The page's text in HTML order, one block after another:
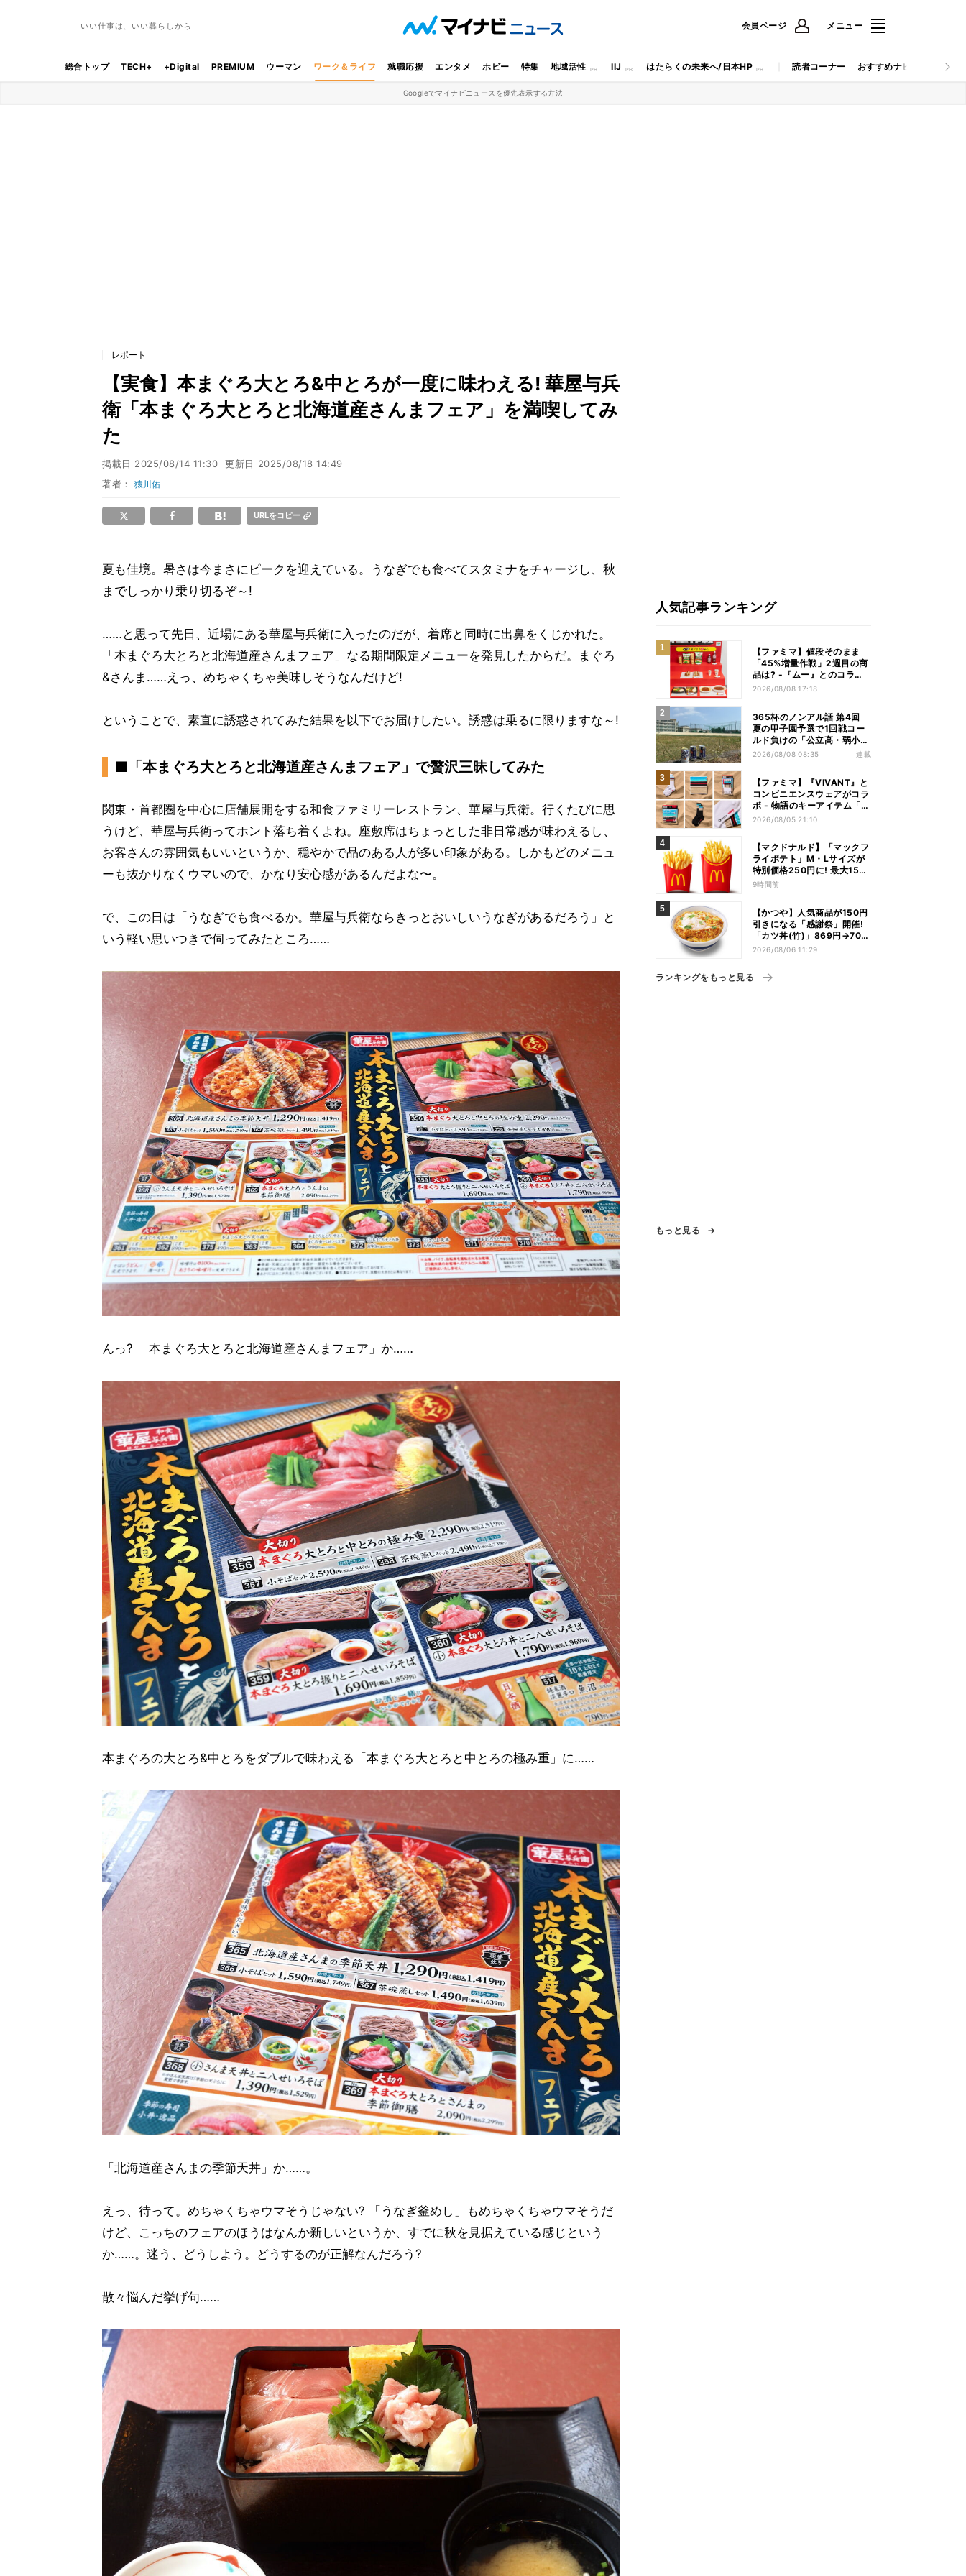
いい仕事は、いい暮らしから 会員ページ メニュー
総合トップ TECH+ +Digital PREMIUM ウーマン ワーク＆ライフ 就職応援 エンタメ ホビー 特集 地域活性 IIJ はたらくの未来へ/日本HP 読者コーナー おすすめナビ マイナビ
Googleでマイナビニュースを優先表示する方法
レポート
【実食】本まぐろ大とろ&中とろが一度に味わえる! 華屋与兵
衛「本まぐろ大とろと北海道産さんまフェア」を満喫してみ
た
掲載日 2025/08/14 11:30 更新日 2025/08/18 14:49
著者：猿川佑
URLをコピー
夏も佳境。暑さは今まさにピークを迎えている。うなぎでも食べてスタミナをチャージし、秋
までしっかり乗り切るぞ～!
……と思って先日、近場にある華屋与兵衛に入ったのだが、着席と同時に出鼻をくじかれた。
「本まぐろ大とろと北海道産さんまフェア」なる期間限定メニューを発見したからだ。まぐろ
&さんま……えっ、めちゃくちゃ美味しそうなんだけど!
ということで、素直に誘惑されてみた結果を以下でお届けしたい。誘惑は乗るに限りますな～!
■「本まぐろ大とろと北海道産さんまフェア」で贅沢三昧してみた
関東・首都圏を中心に店舗展開をする和食ファミリーレストラン、華屋与兵衛。行くたびに思
うけど、華屋与兵衛ってホント落ち着くよね。座敷席はちょっとした非日常感が味わえるし、
お客さんの雰囲気もいいというか、穏やかで品のある人が多い印象がある。しかもどのメニュ
ーも抜かりなくウマいので、かなり安心感があるんだよな〜。
で、この日は「うなぎでも食べるか。華屋与兵衛ならきっとおいしいうなぎがあるだろう」と
いう軽い思いつきで伺ってみたところ……
んっ? 「本まぐろ大とろと北海道産さんまフェア」か……
本まぐろの大とろ&中とろをダブルで味わえる「本まぐろ大とろと中とろの極み重」に……
「北海道産さんまの季節天丼」か……。
えっ、待って。めちゃくちゃウマそうじゃない? 「うなぎ釜めし」もめちゃくちゃウマそうだ
けど、こっちのフェアのほうはなんか新しいというか、すでに秋を見据えている感じという
か……。迷う、どうしよう。どうするのが正解なんだろう?
散々悩んだ挙げ句……
人気記事ランキング
【ファミマ】値段そのまま
「45%増量作戦」2週目の商
品は? -『ムー』とのコラボ
グッズもオンラインに登場
2026/08/08 17:18
365杯のノンアル話 第4回
夏の甲子園予選で1回戦コー
ルド負けの「公立高・弱小野
球部」 3年生の引退試合後、
2026/08/08 08:35 連載
【ファミマ】『VIVANT』と
コンビニエンスウェアがコラ
ボ - 物語のキーアイテム「別
班饅頭」も発売
2026/08/05 21:10
【マクドナルド】「マックフ
ライポテト」M・Lサイズが
特別価格250円に! 最大150
円お得 - 8月17日から12日間
9時間前
【かつや】人気商品が150円
引きになる「感謝祭」開催!
「カツ丼(竹)」869円→704
円、「ロースカツ定食」913
2026/08/06 11:29
ランキングをもっと見る
もっと見る